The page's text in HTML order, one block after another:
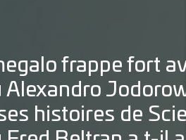
frappe fort
Alexandro
histoires de